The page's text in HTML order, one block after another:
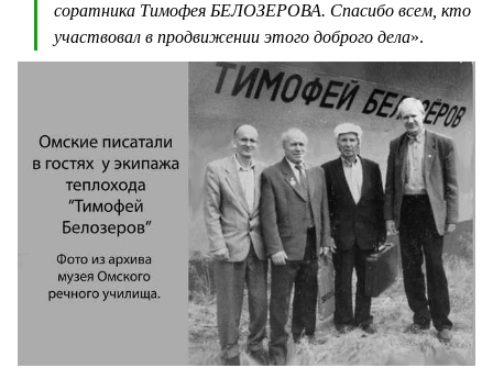
соратника Тимофея БЕЛОЗЕРОВА. Спасибо всем, кто
участвовал в продвижении этого доброго дела».